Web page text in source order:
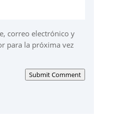
correo electrónico y
para la próxima vez
Submit Comment